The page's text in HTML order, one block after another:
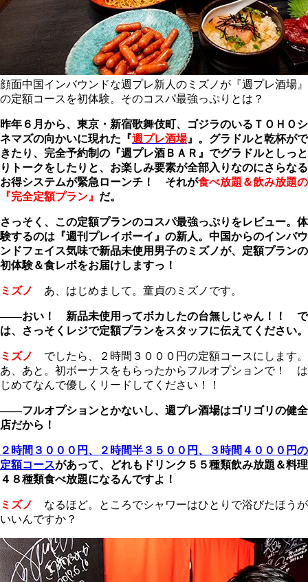
顔面中国インバウンドな週プレ新人のミズノが『週プレ酒場』
の定額コースを初体験。そのコスパ最強っぷりとは？
昨年６月から、東京・新宿歌舞伎町、ゴジラのいるＴＯＨＯシ
ネマズの向かいに現れた『週プレ酒場』。グラドルと乾杯がで
きたり、完全予約制の『週プレ酒ＢＡＲ』でグラドルとしっと
りトークをしたりと、お楽しみ要素が全部入りなのにさらなる
お得システムが緊急ローンチ！ それが食べ放題＆飲み放題の
『完全定額プラン』 だ。
さっそく、この定額プランのコスパ最強っぷりをレビュー。体
験するのは『週刊プレイボーイ』の新人。中国からのインバウ
ンドフェイス気味で新品未使用男子のミズノが、定額プランの
初体験＆食レポをお届けしますっ！
ミズノ あ、はじめまして。童貞のミズノです。
――おい！ 新品未使用ってボカしたの台無しじゃん！！ で
は、さっそくレジで定額プランをスタッフに伝えてください。
ミズノ
でしたら、２時間３０００円の定額コースにします。
あ、あと。初ボーナスをもらったからフルオプションで！ は
じめてなんで優しくリードしてください！！
――フルオプションとかないし、週プレ酒場はゴリゴリの健全
店だから！
２時間３０００円、２時間半３５００円、３時間４０００円の
定額コースがあって、どれもドリンク５５種類飲み放題＆料理
４８種類食べ放題になるんですよ！
ミズノ
なるほど。ところでシャワーはひとりで浴びたほうが
いいんですか？